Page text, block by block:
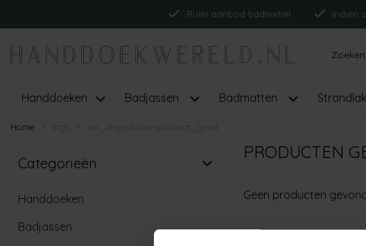
Ruim aanbod badtextiel Indien
Handdoeken Badjassen Badmatten
Home Tags ism_abyssfortunybadmat_goud
Categorieën
Handdoeken
Badjassen
PRODUCTEN
Geen producten